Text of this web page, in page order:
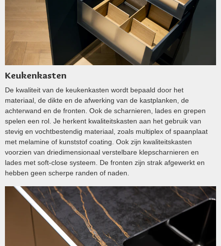
Keukenkasten
De kwaliteit van de keukenkasten wordt bepaald door het
materiaal, de dikte en de afwerking van de kastplanken, de
achterwand en de fronten. Ook de scharnieren, lades en grepen
spelen een rol. Je herkent kwaliteitskasten aan het gebruik van
stevig en vochtbestendig materiaal, zoals multiplex of spaanplaat
met melamine of kunststof coating. Ook zijn kwaliteitskasten
voorzien van driedimensionaal verstelbare klepscharnieren en
lades met soft-close systeem. De fronten zijn strak afgewerkt en
hebben geen scherpe randen of naden.